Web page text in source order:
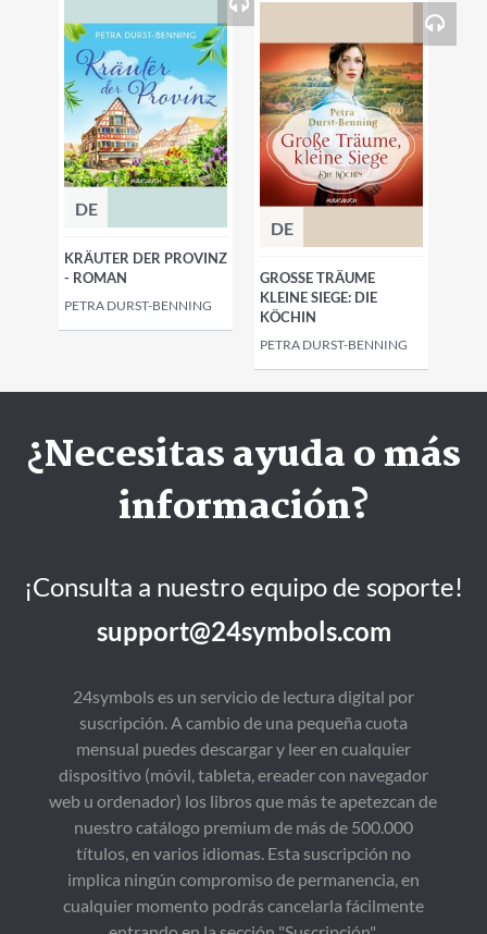
DE
KRÄUTER DER PROVINZ
- ROMAN
PETRA DURST-BENNING
DE
GROSSE TRÄUME K
LEINE SIEGE: DIE K
ÖCHIN
PETRA DURST-BENNING
¿Necesitas ayuda o más
información?
¡Consulta a nuestro equipo de soporte!
support@24symbols.com
24symbols es un servicio de lectura digital por
suscripción. A cambio de una pequeña cuota
mensual puedes descargar y leer en cualquier
dispositivo (móvil, tableta, ereader con navegador
web u ordenador) los libros que más te apetezcan de
nuestro catálogo premium de más de 500.000
títulos, en varios idiomas. Esta suscripción no
implica ningún compromiso de permanencia, en
cualquier momento podrás cancelarla fácilmente